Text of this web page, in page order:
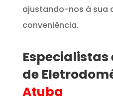
ajustando-nos à sua
conveniência.
Especialistas
de
Atuba